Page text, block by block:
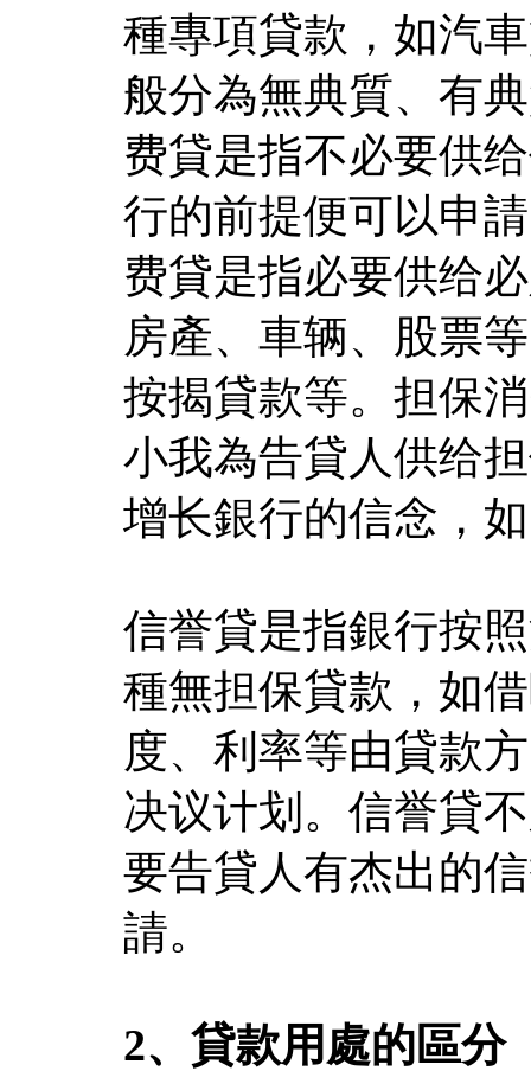
種專項貸款，如汽
般分為無典質、有
费貸是指不必要供
行的前提便可以申
费貸是指必要供给
房產、車辆、股票
按揭貸款等。担保
小我為告貸人供给
增长銀行的信念，
信誉貸是指銀行按
種無担保貸款，如
度、利率等由貸款
决议计划。信誉貸
要告貸人有杰出的
請。
2、貸款用處的區分